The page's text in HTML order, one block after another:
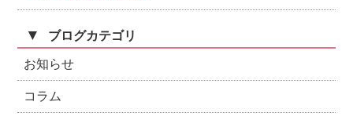
▼ ブログカテゴリ
お知らせ
コラム